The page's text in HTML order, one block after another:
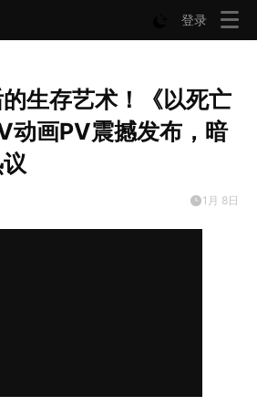
登录
生存艺术！《以死亡
动画PV震撼发布，暗
1月 8日